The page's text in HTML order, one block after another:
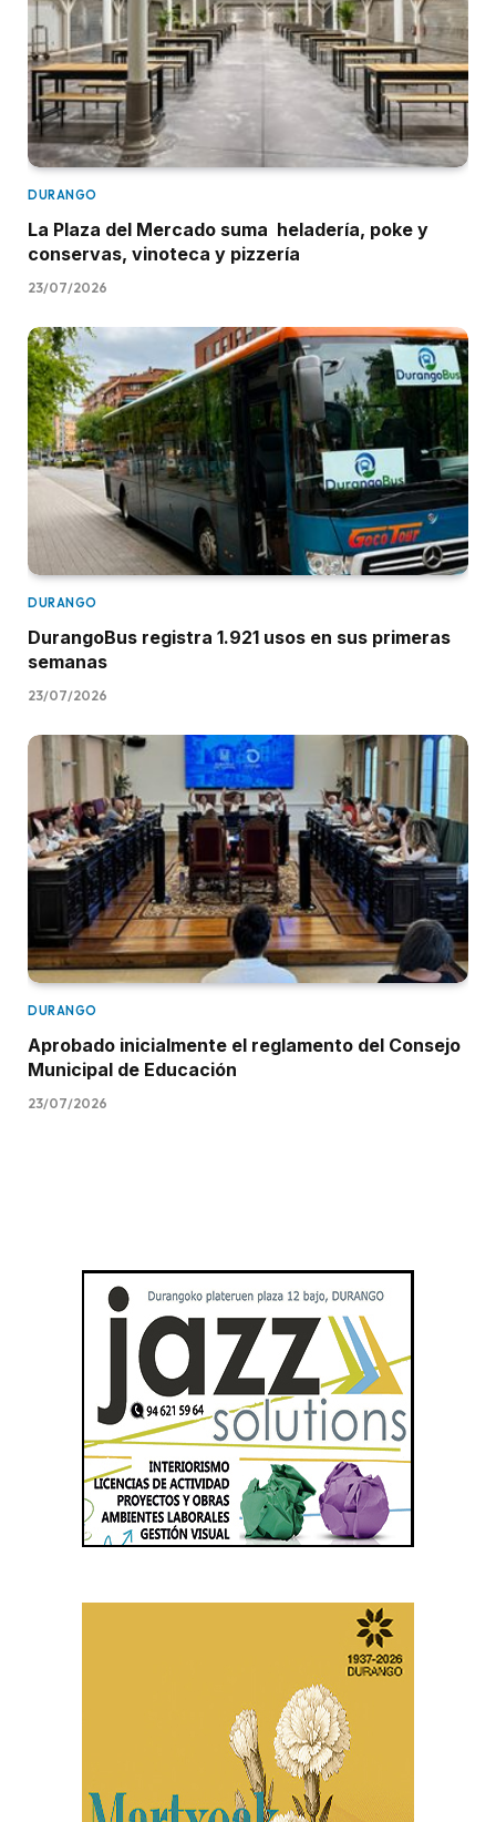
DURANGO
La Plaza del Mercado suma heladería, poke y
conservas, vinoteca y pizzería
23/07/2026
DURANGO
DurangoBus registra 1.921 usos en sus primeras
semanas
23/07/2026
DURANGO
Aprobado inicialmente el reglamento del Consejo
Municipal de Educación
23/07/2026